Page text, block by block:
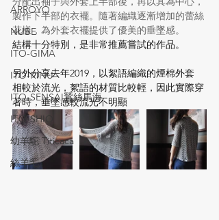
ARROYO
NUBE
ITO-GIMA
ITO-KINU
ITO-SENSAI蠶絲馬海
ITO-SHIO
幼羊駝 Titicaca
絲羊毛
製作下半部的衣襬。隨著編織逐漸增加的蕾絲
花樣，為外套衣襬提供了優美的垂墜感。
結構十分特別，是非常推薦嘗試的作品。
另外分享去年2019，以絮語編織的煙棉外套
相較於流光，絮語的材質比較輕，因此實際穿
著時，垂墜感較流光不明顯